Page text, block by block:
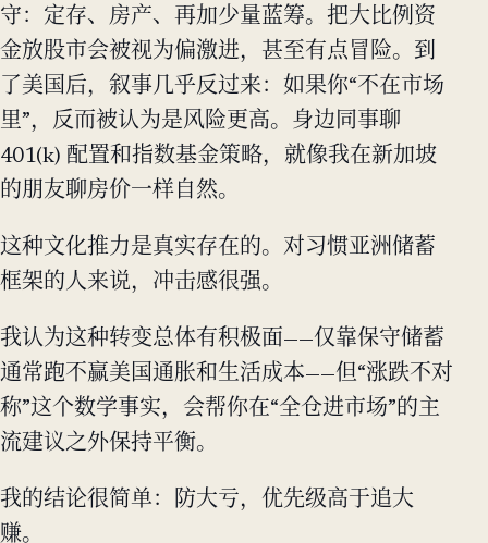
守：定存、房产、再加少量蓝筹。把大比例资
金放股市会被视为偏激进，甚至有点冒险。到
了美国后，叙事几乎反过来：如果你“不在市场
里”，反而被认为是风险更高。身边同事聊
401(k) 配置和指数基金策略，就像我在新加坡
的朋友聊房价一样自然。
这种文化推力是真实存在的。对习惯亚洲储蓄
框架的人来说，冲击感很强。
我认为这种转变总体有积极面——仅靠保守储蓄
通常跑不赢美国通胀和生活成本——但“涨跌不对
称”这个数学事实，会帮你在“全仓进市场”的主
流建议之外保持平衡。
我的结论很简单：防大亏，优先级高于追大
赚。